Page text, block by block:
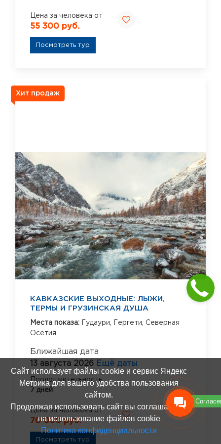
Цена за человека от
55 300 руб.
Посмотреть тур
Хит продаж
КАВКАЗСКИЕ ВЫХОДНЫЕ: ЛЫЖИ,
ТЕРМЫ И ГРУЗИНСКАЯ ДУША
Места показа: Гудаури, Гергети, Северная
Осетия
Ближайшая дата
13 августа 2026 Ещё даты
Продолжительность
7 дней
Цена за человека от
70 000 руб.
Посмотреть тур
Сайт использует файлы cookie и сервис Яндекс
Метрика для вашего удобства пользования
сайтом.
Продолжая использовать сайт вы соглашаетесь
на использование файлов cookie
Политика конфиденциальности